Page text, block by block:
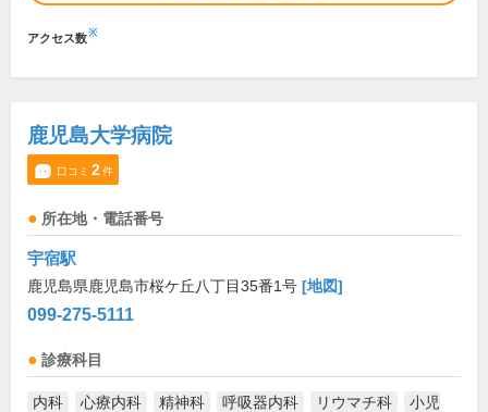
アクセス数※
鹿児島大学病院
口コミ 2件
所在地・電話番号
宇宿駅
鹿児島県鹿児島市桜ケ丘八丁目35番1号 [地図]
099-275-5111
診療科目
内科 心療内科 精神科 呼吸器内科 リウマチ科
小児